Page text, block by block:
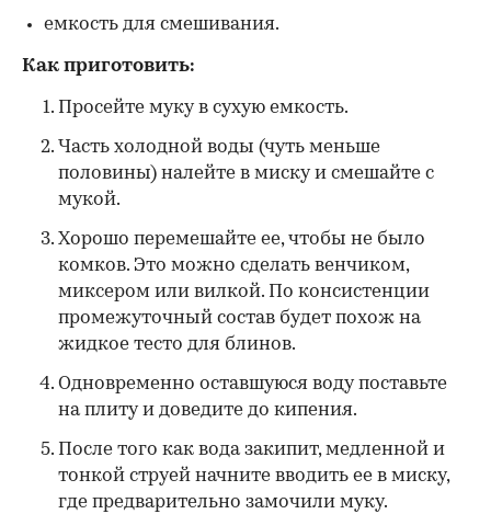
емкость для смешивания.
Как приготовить:
Просейте муку в сухую емкость.
Часть холодной воды (чуть меньше
половины) налейте в миску и смешайте с
мукой.
Хорошо перемешайте ее, чтобы не было
комков. Это можно сделать венчиком,
миксером или вилкой. По консистенции
промежуточный состав будет похож на
жидкое тесто для блинов.
Одновременно оставшуюся воду поставьте
на плиту и доведите до кипения.
После того как вода закипит, медленной и
тонкой струей начните вводить ее в миску,
где предварительно замочили муку.